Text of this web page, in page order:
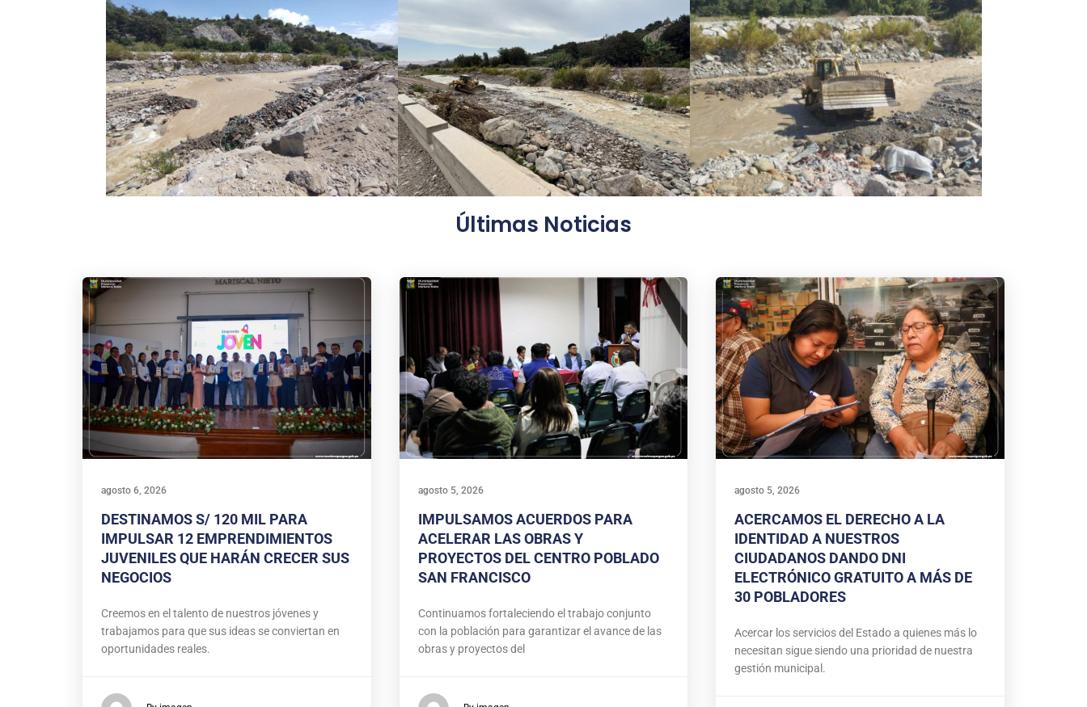
Últimas Noticias
agosto 6, 2026
DESTINAMOS S/ 120 MIL PARA
IMPULSAR 12 EMPRENDIMIENTOS
JUVENILES QUE HARÁN CRECER SUS
NEGOCIOS
Creemos en el talento de nuestros jóvenes y
trabajamos para que sus ideas se conviertan en
oportunidades reales.
agosto 5, 2026
IMPULSAMOS ACUERDOS PARA
ACELERAR LAS OBRAS Y
PROYECTOS DEL CENTRO POBLADO
SAN FRANCISCO
Continuamos fortaleciendo el trabajo conjunto
con la población para garantizar el avance de las
obras y proyectos del
agosto 5, 2026
ACERCAMOS EL DERECHO A LA
IDENTIDAD A NUESTROS
CIUDADANOS DANDO DNI
ELECTRÓNICO GRATUITO A MÁS DE
30 POBLADORES
Acercar los servicios del Estado a quienes más lo
necesitan sigue siendo una prioridad de nuestra
gestión municipal.